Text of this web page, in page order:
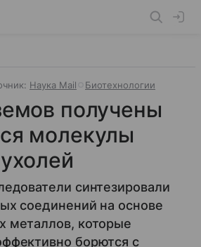
Наука Mail Биотехнологии
получены
молекулы
синтезировали
соединений на основе
металлов, которые
борются с